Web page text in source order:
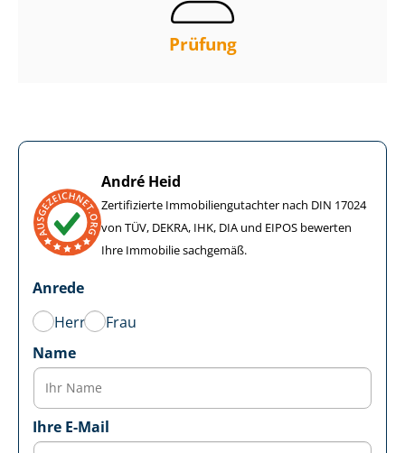
Prüfung
André Heid
Zertifizierte Im­mo­bi­li­en­gut­ach­ter nach DIN 17024
von TÜV, DEKRA, IHK, DIA und EIPOS bewerten
Ihre Immobilie sachgemäß.
Anrede
Herr
Frau
Name
Ihre E-Mail